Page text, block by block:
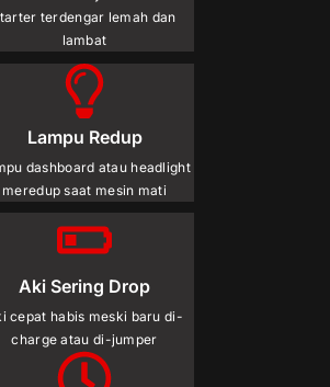
terdengar lemah dan
lambat
Lampu Redup
dashboard atau headlight
meredup saat mesin mati
Aki Sering Drop
cepat habis meski baru di-
charge atau di-jumper